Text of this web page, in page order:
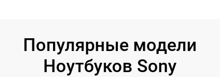
Популярные модели
Ноутбуков Sony